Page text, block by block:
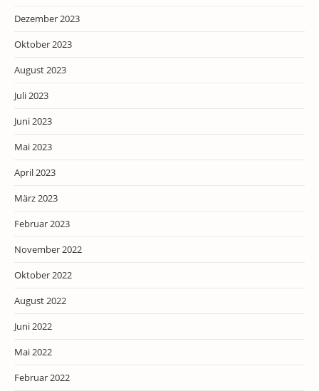
Dezember 2023
Oktober 2023
August 2023
Juli 2023
Juni 2023
Mai 2023
April 2023
März 2023
Februar 2023
November 2022
Oktober 2022
August 2022
Juni 2022
Mai 2022
Februar 2022